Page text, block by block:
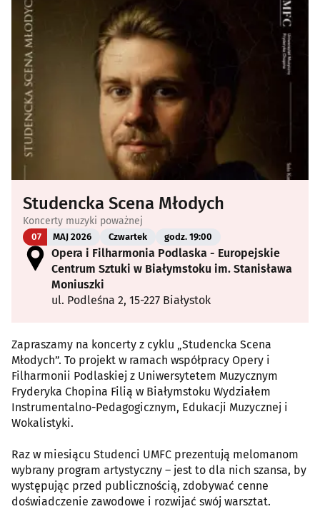
Studencka Scena Młodych
Koncerty muzyki poważnej
07 MAJ 2026 Czwartek godz. 19:00
Opera i Filharmonia Podlaska - Europejskie
Centrum Sztuki w Białymstoku im. Stanisława
Moniuszki
ul. Podleśna 2, 15-227 Białystok
Zapraszamy na koncerty z cyklu „Studencka Scena
Młodych”. To projekt w ramach współpracy Opery i
Filharmonii Podlaskiej z Uniwersytetem Muzycznym
Fryderyka Chopina Filią w Białymstoku Wydziałem
Instrumentalno-Pedagogicznym, Edukacji Muzycznej i
Wokalistyki.
Raz w miesiącu Studenci UMFC prezentują melomanom
wybrany program artystyczny – jest to dla nich szansa, by
występując przed publicznością, zdobywać cenne
doświadczenie zawodowe i rozwijać swój warsztat.